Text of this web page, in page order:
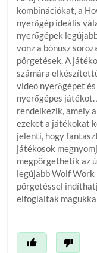
kombinációkat, a
nyerőgép ideális
nyerőgépek
vonz a bónusz
pörgetések. A
számára
video nyerőgépet
nyerőgépes
rendelkezik, amely
ezeket a játékokat
jelenti, hogy
játékosok
megpörgethetik az
legújabb Wolf Work
pörgetéssel
elfoglaltak